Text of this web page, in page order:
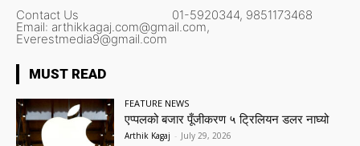
Contact Us 01-5920344, 9851173468
Email: arthikkagaj.com@gmail.com,
Everestmedia9@gmail.com
MUST READ
FEATURE NEWS
एप्पलको बजार पूँजीकरण ५ ट्रिलियन डलर नाघ्यो
Arthik Kagaj - July 29, 2026